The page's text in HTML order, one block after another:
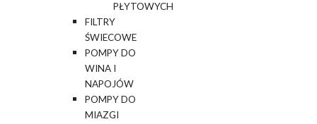
PŁYTOWYCH
FILTRY
ŚWIECOWE
POMPY DO
WINA I
NAPOJÓW
POMPY DO
MIAZGI